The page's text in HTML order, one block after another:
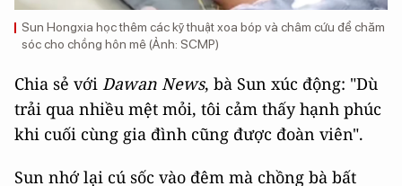
Sun Hongxia học thêm các kỹ thuật xoa bóp và châm cứu để chăm
sóc cho chồng hôn mê (Ảnh: SCMP)
Chia sẻ với Dawan News, bà Sun xúc động: "Dù
trải qua nhiều mệt mỏi, tôi cảm thấy hạnh phúc
khi cuối cùng gia đình cũng được đoàn viên".
Sun nhớ lại cú sốc vào đêm mà chồng bà bất